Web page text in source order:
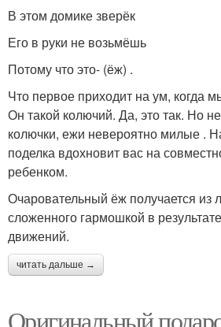
В этом домике зверёк
Его в руки не возьмёшь
Потому что это- (ёж) .
Что первое приходит на ум, когда
Он такой колючий. Да, это так. Но
колючки, ежи невероятно милые .
поделка вдохновит вас на
ребенком.
Очаровательный ёж получается из
сложенного гармошкой в
движений.
читать дальше →